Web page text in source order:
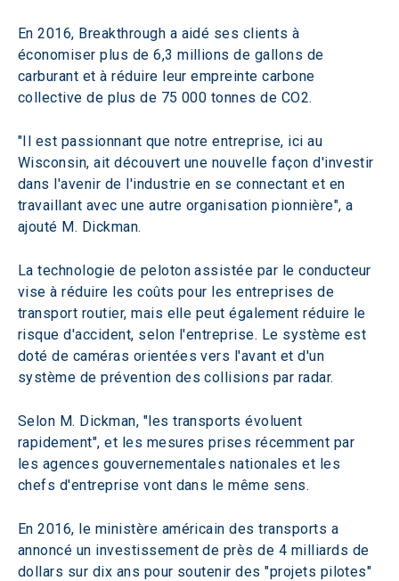
En 2016, Breakthrough a aidé ses clients à
économiser plus de 6,3 millions de gallons de
carburant et à réduire leur empreinte carbone
collective de plus de 75 000 tonnes de CO2.
"Il est passionnant que notre entreprise, ici au
Wisconsin, ait découvert une nouvelle façon d'investir
dans l'avenir de l'industrie en se connectant et en
travaillant avec une autre organisation pionnière", a
ajouté M. Dickman.
La technologie de peloton assistée par le conducteur
vise à réduire les coûts pour les entreprises de
transport routier, mais elle peut également réduire le
risque d'accident, selon l'entreprise. Le système est
doté de caméras orientées vers l'avant et d'un
système de prévention des collisions par radar.
Selon M. Dickman, "les transports évoluent
rapidement", et les mesures prises récemment par
les agences gouvernementales nationales et les
chefs d'entreprise vont dans le même sens.
En 2016, le ministère américain des transports a
annoncé un investissement de près de 4 milliards de
dollars sur dix ans pour soutenir des "projets pilotes"